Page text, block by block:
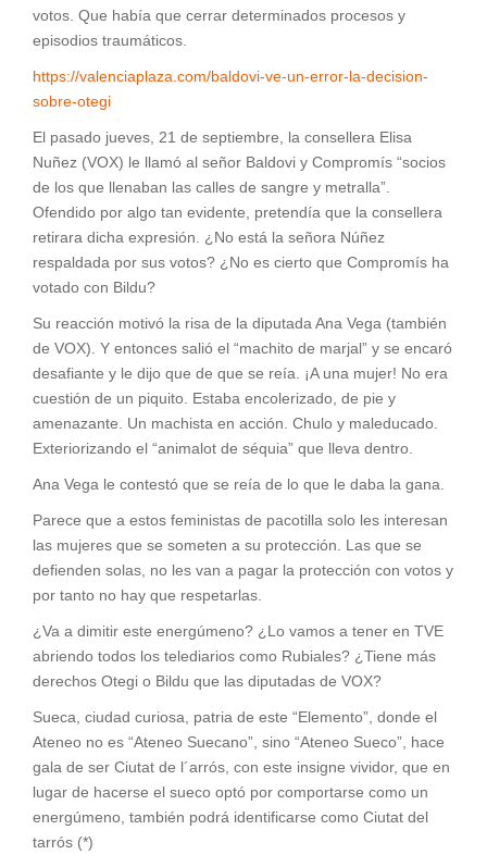
votos. Que había que cerrar determinados procesos y
episodios traumáticos.
https://valenciaplaza.com/baldovi-ve-un-error-la-decision-
sobre-otegi
El pasado jueves, 21 de septiembre, la consellera Elisa
Nuñez (VOX) le llamó al señor Baldovi y Compromís “socios
de los que llenaban las calles de sangre y metralla”.
Ofendido por algo tan evidente, pretendía que la consellera
retirara dicha expresión. ¿No está la señora Núñez
respaldada por sus votos? ¿No es cierto que Compromís ha
votado con Bildu?
Su reacción motivó la risa de la diputada Ana Vega (también
de VOX). Y entonces salió el “machito de marjal” y se encaró
desafiante y le dijo que de que se reía. ¡A una mujer! No era
cuestión de un piquito. Estaba encolerizado, de pie y
amenazante. Un machista en acción. Chulo y maleducado.
Exteriorizando el “animalot de séquia” que lleva dentro.
Ana Vega le contestó que se reía de lo que le daba la gana.
Parece que a estos feministas de pacotilla solo les interesan
las mujeres que se someten a su protección. Las que se
defienden solas, no les van a pagar la protección con votos y
por tanto no hay que respetarlas.
¿Va a dimitir este energúmeno? ¿Lo vamos a tener en TVE
abriendo todos los telediarios como Rubiales? ¿Tiene más
derechos Otegi o Bildu que las diputadas de VOX?
Sueca, ciudad curiosa, patria de este “Elemento”, donde el
Ateneo no es “Ateneo Suecano”, sino “Ateneo Sueco”, hace
gala de ser Ciutat de l´arrós, con este insigne vividor, que en
lugar de hacerse el sueco optó por comportarse como un
energúmeno, también podrá identificarse como Ciutat del
tarrós (*)